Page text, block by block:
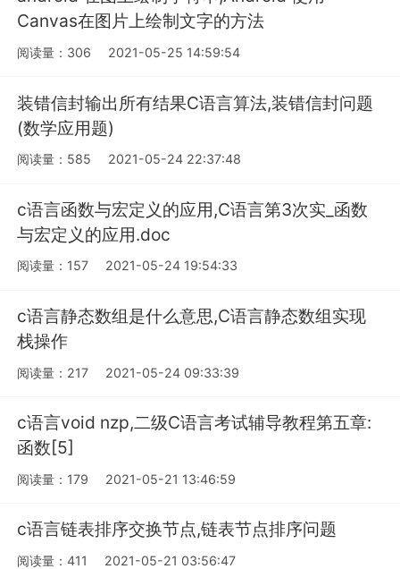
Canvas在图片上绘制文字的方法
阅读量：306 2021-05-25 14:59:54
装错信封输出所有结果C语言算法,装错信封问题
(数学应用题)
阅读量：585 2021-05-24 22:37:48
c语言函数与宏定义的应用,C语言第3次实_函数
与宏定义的应用.doc
阅读量：157 2021-05-24 19:54:33
c语言静态数组是什么意思,C语言静态数组实现
栈操作
阅读量：217 2021-05-24 09:33:39
c语言void nzp,二级C语言考试辅导教程第五章:
函数[5]
阅读量：179 2021-05-21 13:46:59
c语言链表排序交换节点,链表节点排序问题
阅读量：411 2021-05-21 03:56:47